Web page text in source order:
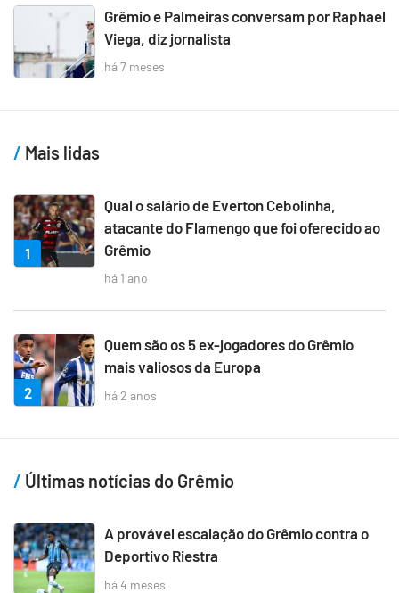
Grêmio e Palmeiras conversam por Raphael
Viega, diz jornalista
há 7 meses
Mais lidas
1
Qual o salário de Everton Cebolinha,
atacante do Flamengo que foi oferecido ao
Grêmio
há 1 ano
2
Quem são os 5 ex-jogadores do Grêmio
mais valiosos da Europa
há 2 anos
Últimas notícias do Grêmio
A provável escalação do Grêmio contra o
Deportivo Riestra
há 4 meses